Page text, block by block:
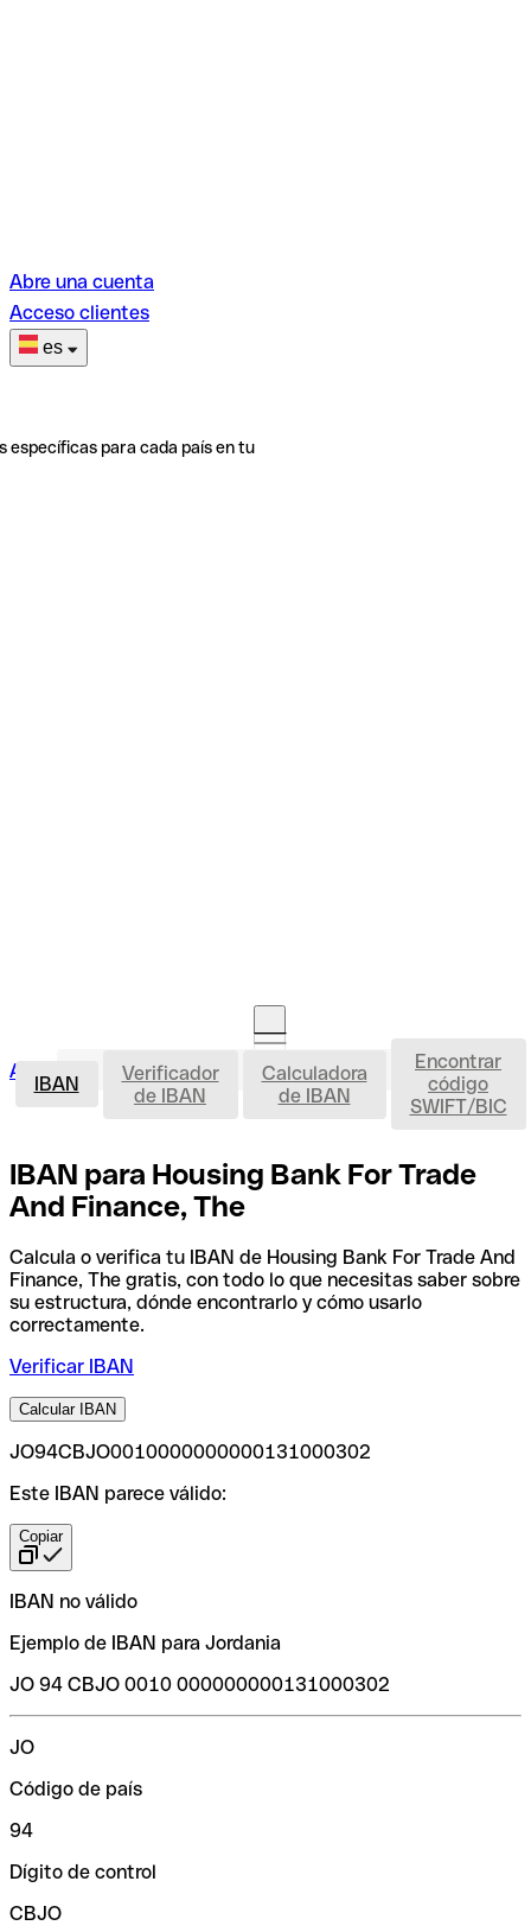
Abre una cuenta
Acceso clientes
es
específicas para cada país en tu
Acceso clientesAbrir cuenta IBAN
IBAN
Verificador
de IBAN
Calculadora
de IBAN
Encontrar
código
SWIFT/BIC
IBAN para Housing Bank For Trade
And Finance, The
Calcula o verifica tu IBAN de Housing Bank For Trade And
Finance, The gratis, con todo lo que necesitas saber sobre
su estructura, dónde encontrarlo y cómo usarlo
correctamente.
Verificar IBAN
Calcular IBAN
JO94CBJO0010000000000131000302
Este IBAN parece válido:
Copiar
IBAN no válido
Ejemplo de IBAN para Jordania
JO 94 CBJO 0010 000000000131000302
JO
Código de país
94
Dígito de control
CBJO